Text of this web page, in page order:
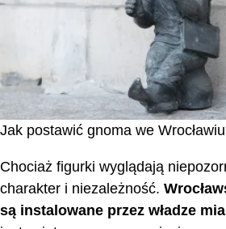
Jak postawić gnoma we Wrocławiu
Chociaż figurki wyglądają
charakter i niezależność.
są instalowane przez władze